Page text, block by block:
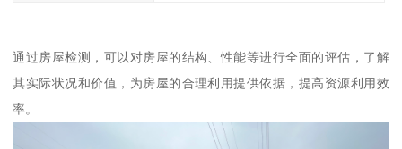
通过房屋检测，可以对房屋的结构、性能等进行全面的评估，了解
其实际状况和价值，为房屋的合理利用提供依据，提高资源利用效
率。